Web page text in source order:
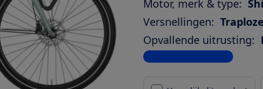
Motor, merk & type:
Versnellingen:
Opvallende uitrusting:
Bekijk alle specificaties